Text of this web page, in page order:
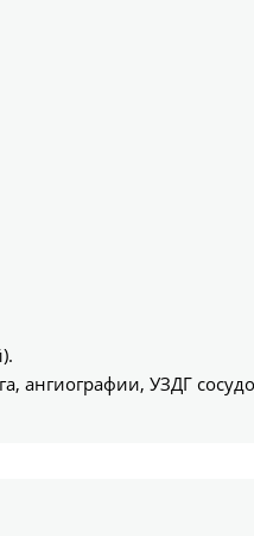
ангиографии, УЗДГ